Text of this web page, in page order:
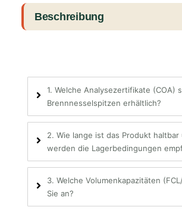
Beschreibung
1. Welche Analysezertifikate (COA)
Brennnesselspitzen erhältlich?
2. Wie lange ist das Produkt haltbar
werden die Lagerbedingungen
3. Welche Volumenkapazitäten
Sie an?